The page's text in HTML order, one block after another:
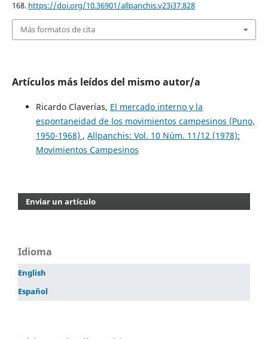
168. https://doi.org/10.36901/allpanchis.v23i37.828
Más formatos de cita
Artículos más leídos del mismo autor/a
Ricardo Claverías, El mercado interno y la
espontaneidad de los movimientos campesinos (Puno,
1950-1968) , Allpanchis: Vol. 10 Núm. 11/12 (1978):
Movimientos Campesinos
Enviar un artículo
Idioma
English
Español